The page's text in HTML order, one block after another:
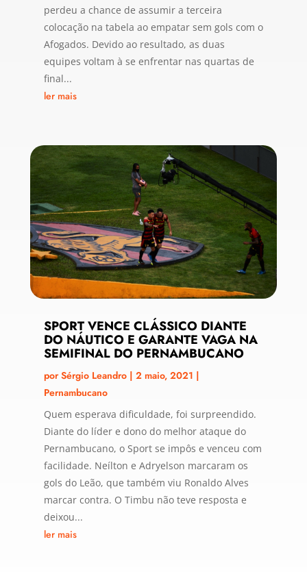
perdeu a chance de assumir a terceira
colocação na tabela ao empatar sem gols com o
Afogados. Devido ao resultado, as duas
equipes voltam à se enfrentar nas quartas de
final...
ler mais
SPORT VENCE CLÁSSICO DIANTE
DO NÁUTICO E GARANTE VAGA NA
SEMIFINAL DO PERNAMBUCANO
porSérgio Leandro| 2 maio, 2021 |
Pernambucano
Quem esperava dificuldade, foi surpreendido.
Diante do líder e dono do melhor ataque do
Pernambucano, o Sport se impôs e venceu com
facilidade. Neílton e Adryelson marcaram os
gols do Leão, que também viu Ronaldo Alves
marcar contra. O Timbu não teve resposta e
deixou...
ler mais